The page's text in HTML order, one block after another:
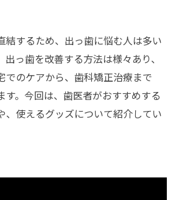
結するため、出っ歯に悩む人は多い
っ歯を改善する方法は様々あり、
でのケアから、歯科矯正治療まで
す。今回は、歯医者がおすすめする
、使えるグッズについて紹介してい